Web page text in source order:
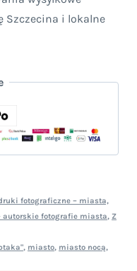
Szczecina i lokalne
fotograficzne – miasta,
autorskie fotografie miasta, Z
, miasto, miasto nocą,